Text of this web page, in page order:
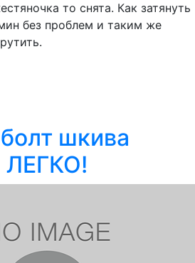
то снята. Как затянуть
без проблем и таким же
шкива
ЛЕГКО!